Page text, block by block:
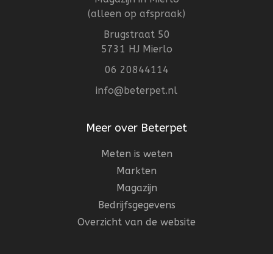
(alleen op afspraak)
Brugstraat 50
5731 HJ Mierlo
06 20844114
info@beterpet.nl
Meer over Beterpet
Meten is weten
Markten
Magazijn
Bedrijfsgegevens
Overzicht van de website